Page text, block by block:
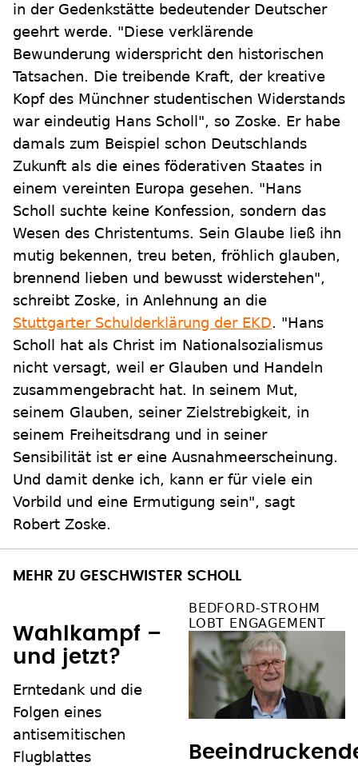
in der Gedenkstätte bedeutender Deutscher
geehrt werde. "Diese verklärende
Bewunderung widerspricht den historischen
Tatsachen. Die treibende Kraft, der kreative
Kopf des Münchner studentischen Widerstands
war eindeutig Hans Scholl", so Zoske. Er habe
damals zum Beispiel schon Deutschlands
Zukunft als die eines föderativen Staates in
einem vereinten Europa gesehen. "Hans
Scholl suchte keine Konfession, sondern das
Wesen des Christentums. Sein Glaube ließ ihn
mutig bekennen, treu beten, fröhlich glauben,
brennend lieben und bewusst widerstehen",
schreibt Zoske, in Anlehnung an die
Stuttgarter Schulderklärung der EKD. "Hans
Scholl hat als Christ im Nationalsozialismus
nicht versagt, weil er Glauben und Handeln
zusammengebracht hat. In seinem Mut,
seinem Glauben, seiner Zielstrebigkeit, in
seinem Freiheitsdrang und in seiner
Sensibilität ist er eine Ausnahmeerscheinung.
Und damit denke ich, kann er für viele ein
Vorbild und eine Ermutigung sein", sagt
Robert Zoske.
MEHR ZU GESCHWISTER SCHOLL
Wahlkampf –
und jetzt?
Erntedank und die
Folgen eines
antisemitischen
Flugblattes
BEDFORD-STROHM
LOBT ENGAGEMENT